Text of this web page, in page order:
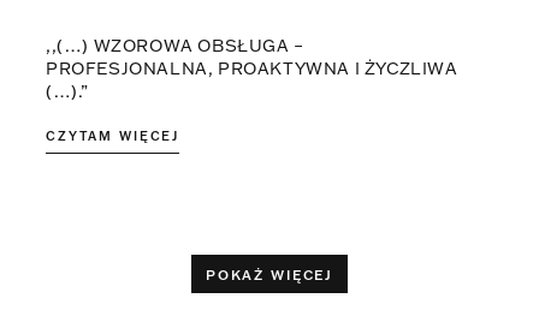
,,(…) WZOROWA OBSŁUGA –
PROFESJONALNA, PROAKTYWNA I ŻYCZLIWA
(…).”
CZYTAM WIĘCEJ
POKAŻ WIĘCEJ